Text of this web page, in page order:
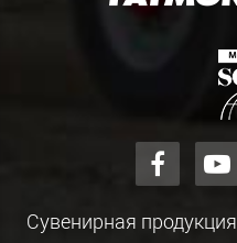
Сувенирная продукция